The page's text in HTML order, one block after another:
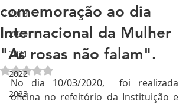
2018
2020
2021
2022
2023
comemoração ao dia
Internacional da Mulher
"As rosas não falam".
Avaliado com NaN de 5 estrelas.
No dia 10/03/2020,  foi realizada
oficina no refeitório da Instituição e